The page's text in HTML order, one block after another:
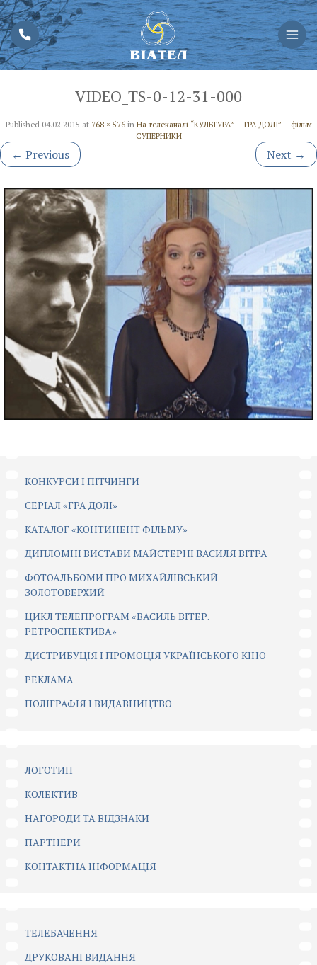
VIDEO_TS-0-12-31-000
Published 04.02.2015 at 768 × 576in На телеканалі “КУЛЬТУРА” – ГРА ДОЛІ” – фільм
СУПЕРНИКИ
← Previous Next →
КОНКУРСИ І ПІТЧИНГИ
CЕРІАЛ «ГРА ДОЛІ»
КАТАЛОГ «КОНТИНЕНТ ФІЛЬМУ»
ДИПЛОМНІ ВИСТАВИ МАЙСТЕРНІ ВАСИЛЯ ВІТРА
ФОТОАЛЬБОМИ ПРО МИХАЙЛІВСЬКИЙ
ЗОЛОТОВЕРХИЙ
ЦИКЛ ТЕЛЕПРОГРАМ «ВАСИЛЬ ВІТЕР.
РЕТРОСПЕКТИВА»
ДИСТРИБУЦІЯ І ПРОМОЦІЯ УКРАЇНСЬКОГО КІНО
РЕКЛАМА
ПОЛІГРАФІЯ І ВИДАВНИЦТВО
ЛОГОТИП
КОЛЕКТИВ
НАГОРОДИ ТА ВІДЗНАКИ
ПАРТНЕРИ
КОНТАКТНА ІНФОРМАЦІЯ
ТЕЛЕБАЧЕННЯ
ДРУКОВАНІ ВИДАННЯ